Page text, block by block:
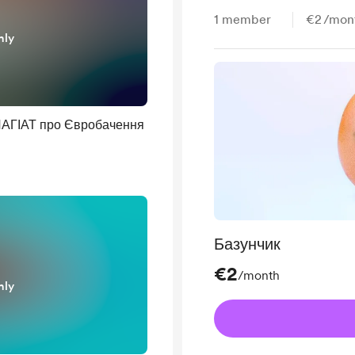
1 member €2/
Базунчик
€2/month
про Євробачення